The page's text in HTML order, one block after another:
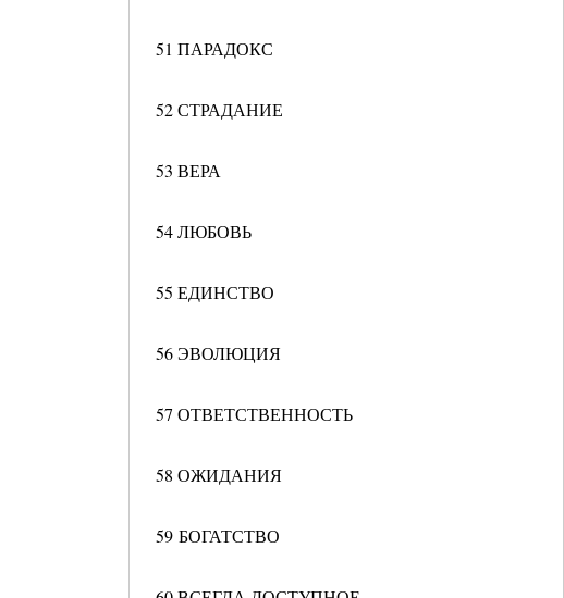
51 ПАРАДОКС
52 СТРАДАНИЕ
53 ВЕРА
54 ЛЮБОВЬ
55 ЕДИНСТВО
56 ЭВОЛЮЦИЯ
57 ОТВЕТСТВЕННОСТЬ
58 ОЖИДАНИЯ
59 БОГАТСТВО